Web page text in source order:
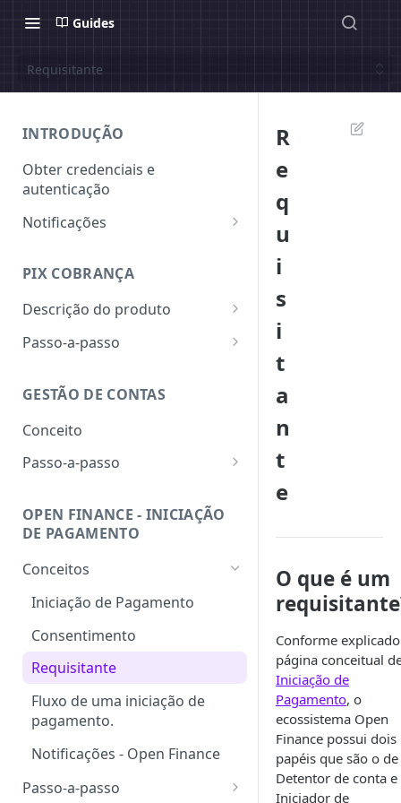
Guides
Requisitante
INTRODUÇÃO
Obter credenciais e
autenticação
Notificações
PIX COBRANÇA
Descrição do produto
QR Code Dinâmico
Wallets
DICT
Passo-a-passo
Code
Consultar uma cobrança - QR
Code
Consultar chave no DICT
Sistema de baldes e fichas
Bacen
Receber pagamento de uma
cobrança - QR Code
Pix-Out
Reembolso de Pix-In
Consultar uma transação
Como utilizar o campo
"taxIdHash"
Devolução automática de
pagamento - (Refund PIX IN)
GESTÃO DE CONTAS
Conceito
Passo-a-passo
Listagem de wallets
atual
Solicitação de extrato
Download de extrato
wallets
OPEN FINANCE - INICIAÇÃO
DE PAGAMENTO
Conceitos
Iniciação de Pagamento
Consentimento
Requisitante
Fluxo de uma iniciação de
pagamento.
Notificações - Open Finance
Passo-a-passo
R
e
q
u
i
s
i
t
a
n
t
e
O que é um
Conforme
página conceitual
Iniciação de
Pagamento, o
ecossistema Open
Finance possui dois
papéis que são o de
Detentor de conta e
Iniciador de